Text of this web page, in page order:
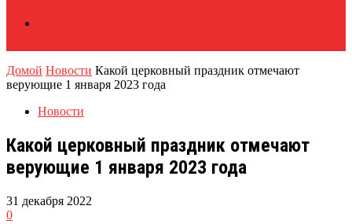
Домой Новости Какой церковный праздник отмечают
верующие 1 января 2023 года
Новости
Какой церковный праздник отмечают
верующие 1 января 2023 года
31 декабря 2022
0